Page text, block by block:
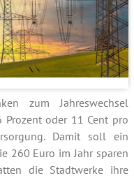
zum Jahreswechsel
oder 11 Cent pro
Damit soll ein
260 Euro im Jahr sparen
die Stadtwerke ihre